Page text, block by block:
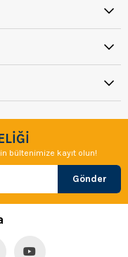
bültenimize kayıt olun!
Gönder